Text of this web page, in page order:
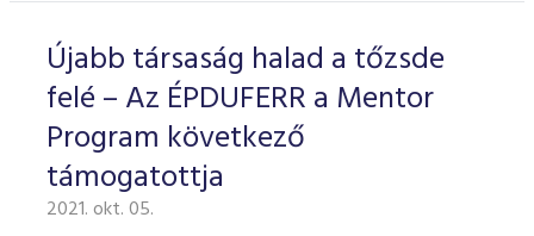
Újabb társaság halad a tőzsde
felé – Az ÉPDUFERR a Mentor
Program következő
támogatottja
2021. okt. 05.